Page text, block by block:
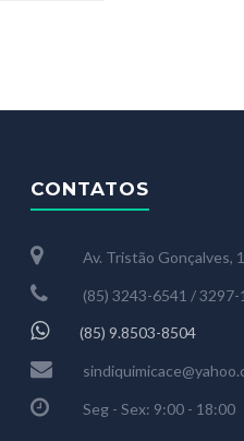
CONTATOS
Av. Tristão Gonçalves,
(85) 3243-6541 / 3297-
(85) 9.8503-8504
Seg - Sex: 9:00 - 18:00